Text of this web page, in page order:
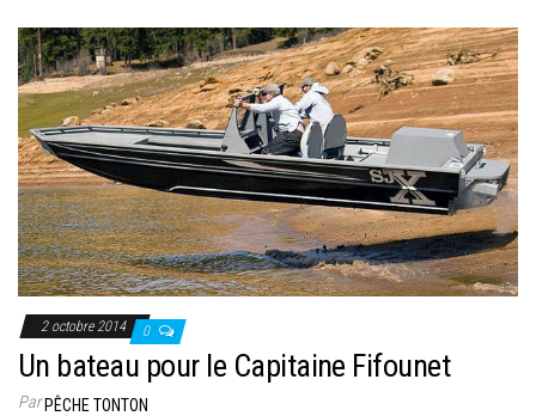
2 octobre 2014 0
Un bateau pour le Capitaine Fifounet
ParPÊCHE TONTON